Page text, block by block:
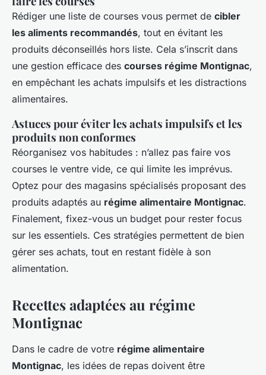
Rédiger une liste de courses vous permet de cibler
les aliments recommandés, tout en évitant les
produits déconseillés hors liste. Cela s’inscrit dans
une gestion efficace des courses régime Montignac,
en empêchant les achats impulsifs et les distractions
alimentaires.
Astuces pour éviter les achats impulsifs et les
produits non conformes
Réorganisez vos habitudes : n’allez pas faire vos
courses le ventre vide, ce qui limite les imprévus.
Optez pour des magasins spécialisés proposant des
produits adaptés au régime alimentaire Montignac.
Finalement, fixez-vous un budget pour rester focus
sur les essentiels. Ces stratégies permettent de bien
gérer ses achats, tout en restant fidèle à son
alimentation.
Recettes adaptées au régime
Montignac
Dans le cadre de votre régime alimentaire
Montignac, les idées de repas doivent être